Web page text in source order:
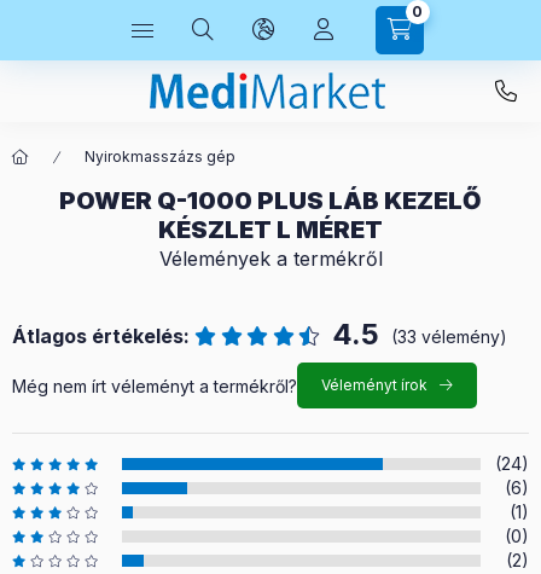
0
Nyirokmasszázs gép
POWER Q-1000 PLUS LÁB KEZELŐ
KÉSZLET L MÉRET
Vélemények a termékről
Átlagos értékelés: 4.5 (33 vélemény)
Még nem írt véleményt a termékről? Véleményt írok
(24)
(6)
(1)
(0)
(2)